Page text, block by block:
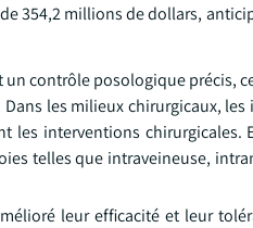
354,2 millions de dollars,
contrôle posologique précis,
les milieux chirurgicaux,
interventions chirurgicales.
telles que intraveineuse,
leur efficacité et leur